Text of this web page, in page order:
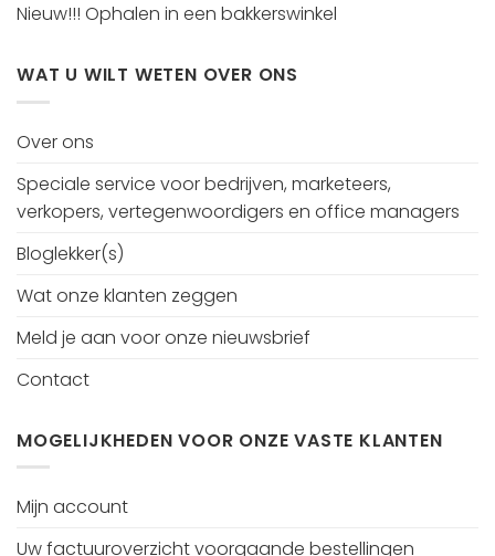
Nieuw!!! Ophalen in een bakkerswinkel
WAT U WILT WETEN OVER ONS
Over ons
Speciale service voor bedrijven, marketeers,
verkopers, vertegenwoordigers en office managers
Bloglekker(s)
Wat onze klanten zeggen
Meld je aan voor onze nieuwsbrief
Contact
MOGELIJKHEDEN VOOR ONZE VASTE KLANTEN
Mijn account
Uw factuuroverzicht voorgaande bestellingen